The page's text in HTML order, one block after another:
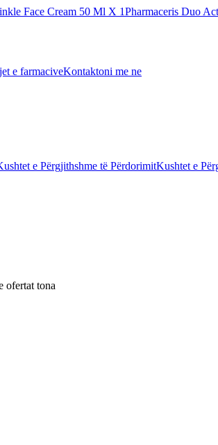
Face Cream 50 Ml X 1Pharmaceris Duo
e farmaciveKontaktoni me ne
e Përgjithshme të PërdorimitKushtet e
ofertat tona